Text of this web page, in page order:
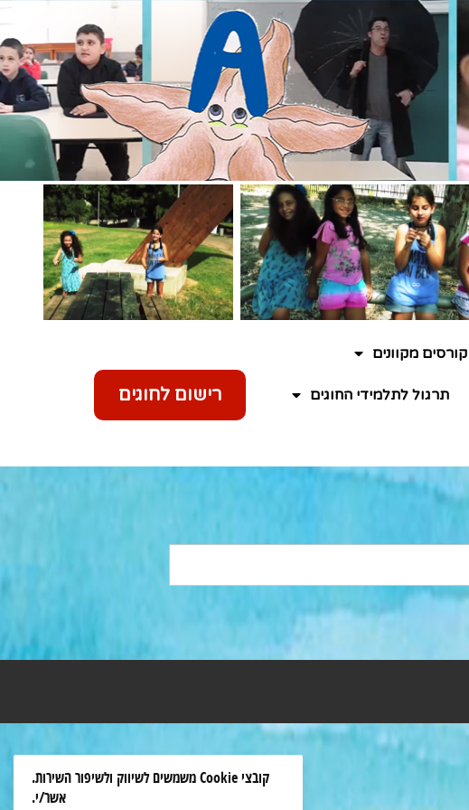
קורסים מקוונים
תרגול לתלמידי החוגים רישום לחוגים
קובצי Cookie משמשים לשיווק ולשיפור השירות.
אשר/י.